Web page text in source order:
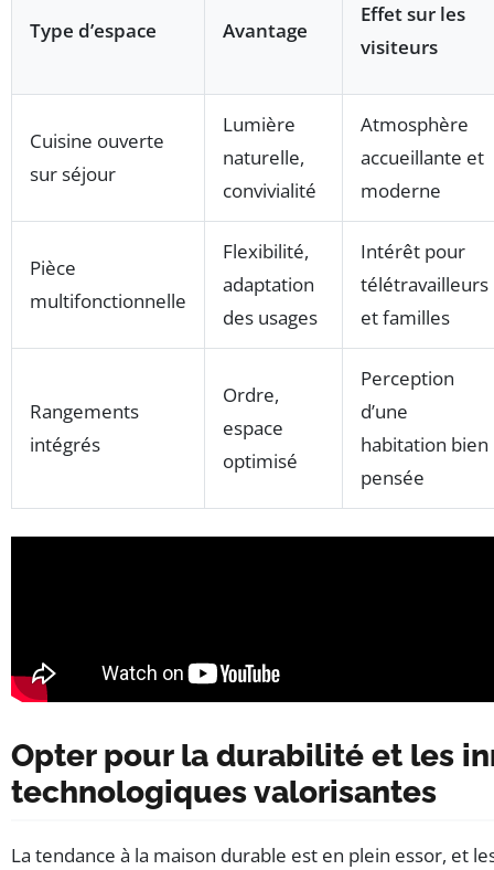
Type d’espace Avantage
Effet sur les
visiteurs
Cuisine ouverte
sur séjour
Lumière
naturelle,
convivialité
Atmosphère
accueillante et
moderne
Pièce
multifonctionnelle
Flexibilité,
adaptation
des usages
Intérêt pour
télétravailleurs
et familles
Rangements
intégrés
Ordre,
espace
optimisé
Perception
d’une
habitation bien
pensée
Opter pour la durabilité et les
technologiques valorisantes
La tendance à la maison durable est en plein essor, et